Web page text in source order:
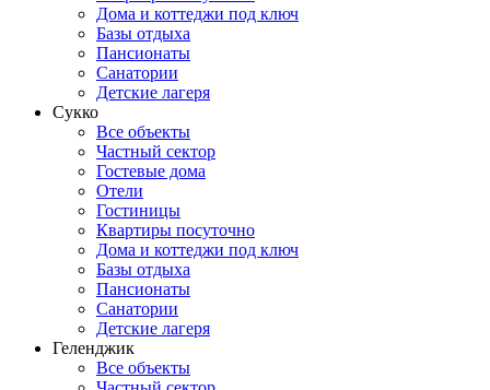
Дома и коттеджи под ключ
Базы отдыха
Пансионаты
Санатории
Детские лагеря
Сукко
Все объекты
Частный сектор
Гостевые дома
Отели
Гостиницы
Квартиры посуточно
Дома и коттеджи под ключ
Базы отдыха
Пансионаты
Санатории
Детские лагеря
Геленджик
Все объекты